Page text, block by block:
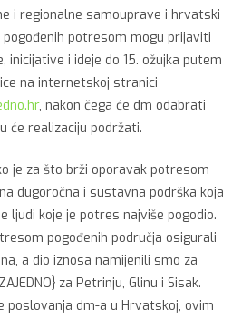
i regionalne samouprave i hrvatski
potresom mogu prijaviti
inicijative i ideje do 15. ožujka putem
na internetskoj stranici
, nakon čega će dm odabrati
će realizaciju podržati.
je za što brži oporavak potresom
dugoročna i sustavna podrška koja
ljudi koje je potres najviše pogodio.
pogođenih područja osigurali
a dio iznosa namijenili smo za
za Petrinju, Glinu i Sisak.
poslovanja dm-a u Hrvatskoj, ovim